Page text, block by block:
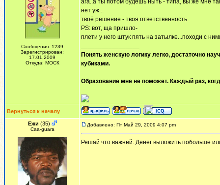
Сообщения: 1239
Зарегистрирован:
17.01.2009
Откуда: МОСК
ага..а ты потом будешь ныть - типа, вы же мне
нет уж...
твоё решение - твоя ответственность.
PS: вот, ща пришло-
плети у него штук пять на затылке...походи с
Понять женскую логику легко, достаточно
кубиками.
Образование мне не поможет. Каждый раз,
Вернуться к началу
Ежи (35)
Сaa-guara
Добавлено: Пт Май 29, 2009 4:07 pm
Решай что важней. Денег выложить побольше